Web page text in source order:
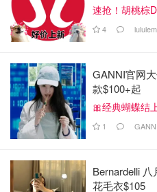
速抢！胡桃棕
4
GANNI官网
款$100+起
🎀经典蝴蝶结
1
Bernardelli
花毛衣$105